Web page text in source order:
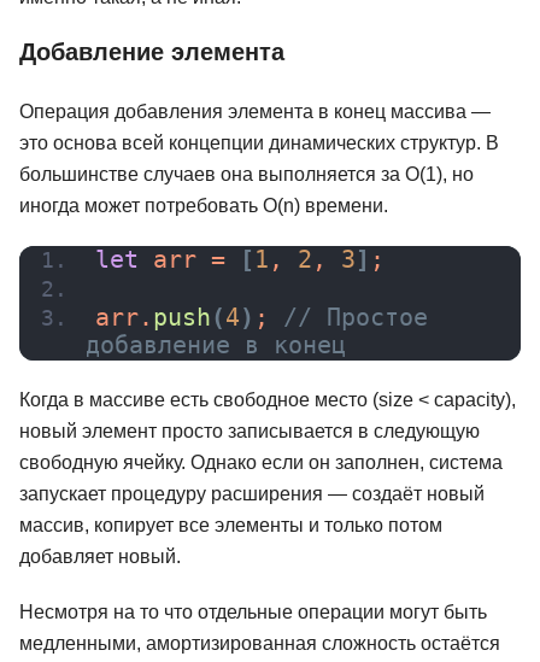
Добавление элемента
Операция добавления элемента в конец массива —
это основа всей концепции динамических структур. В
большинстве случаев она выполняется за O(1), но
иногда может потребовать O(n) времени.
let arr = [ 1 , 2 , 3] ;
arr. push (4) ; // Простое
добавление в конец
Когда в массиве есть свободное место (size < capacity),
новый элемент просто записывается в следующую
свободную ячейку. Однако если он заполнен, система
запускает процедуру расширения — создаёт новый
массив, копирует все элементы и только потом
добавляет новый.
Несмотря на то что отдельные операции могут быть
медленными, амортизированная сложность остаётся